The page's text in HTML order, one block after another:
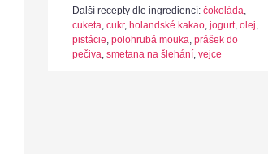
Další recepty dle ingrediencí: čokoláda,
cuketa, cukr, holandské kakao, jogurt, olej,
pistácie, polohrubá mouka, prášek do
pečiva, smetana na šlehání, vejce